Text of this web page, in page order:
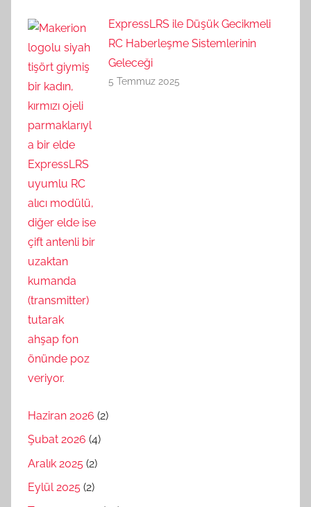
ExpressLRS ile Düşük Gecikmeli
RC Haberleşme Sistemlerinin
Geleceği
5 Temmuz 2025
Haziran 2026 (2)
Şubat 2026 (4)
Aralık 2025 (2)
Eylül 2025 (2)